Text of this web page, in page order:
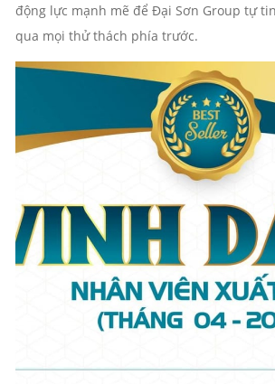
động lực mạnh mẽ để Đại Sơn Group tự
qua mọi thử thách phía trước.